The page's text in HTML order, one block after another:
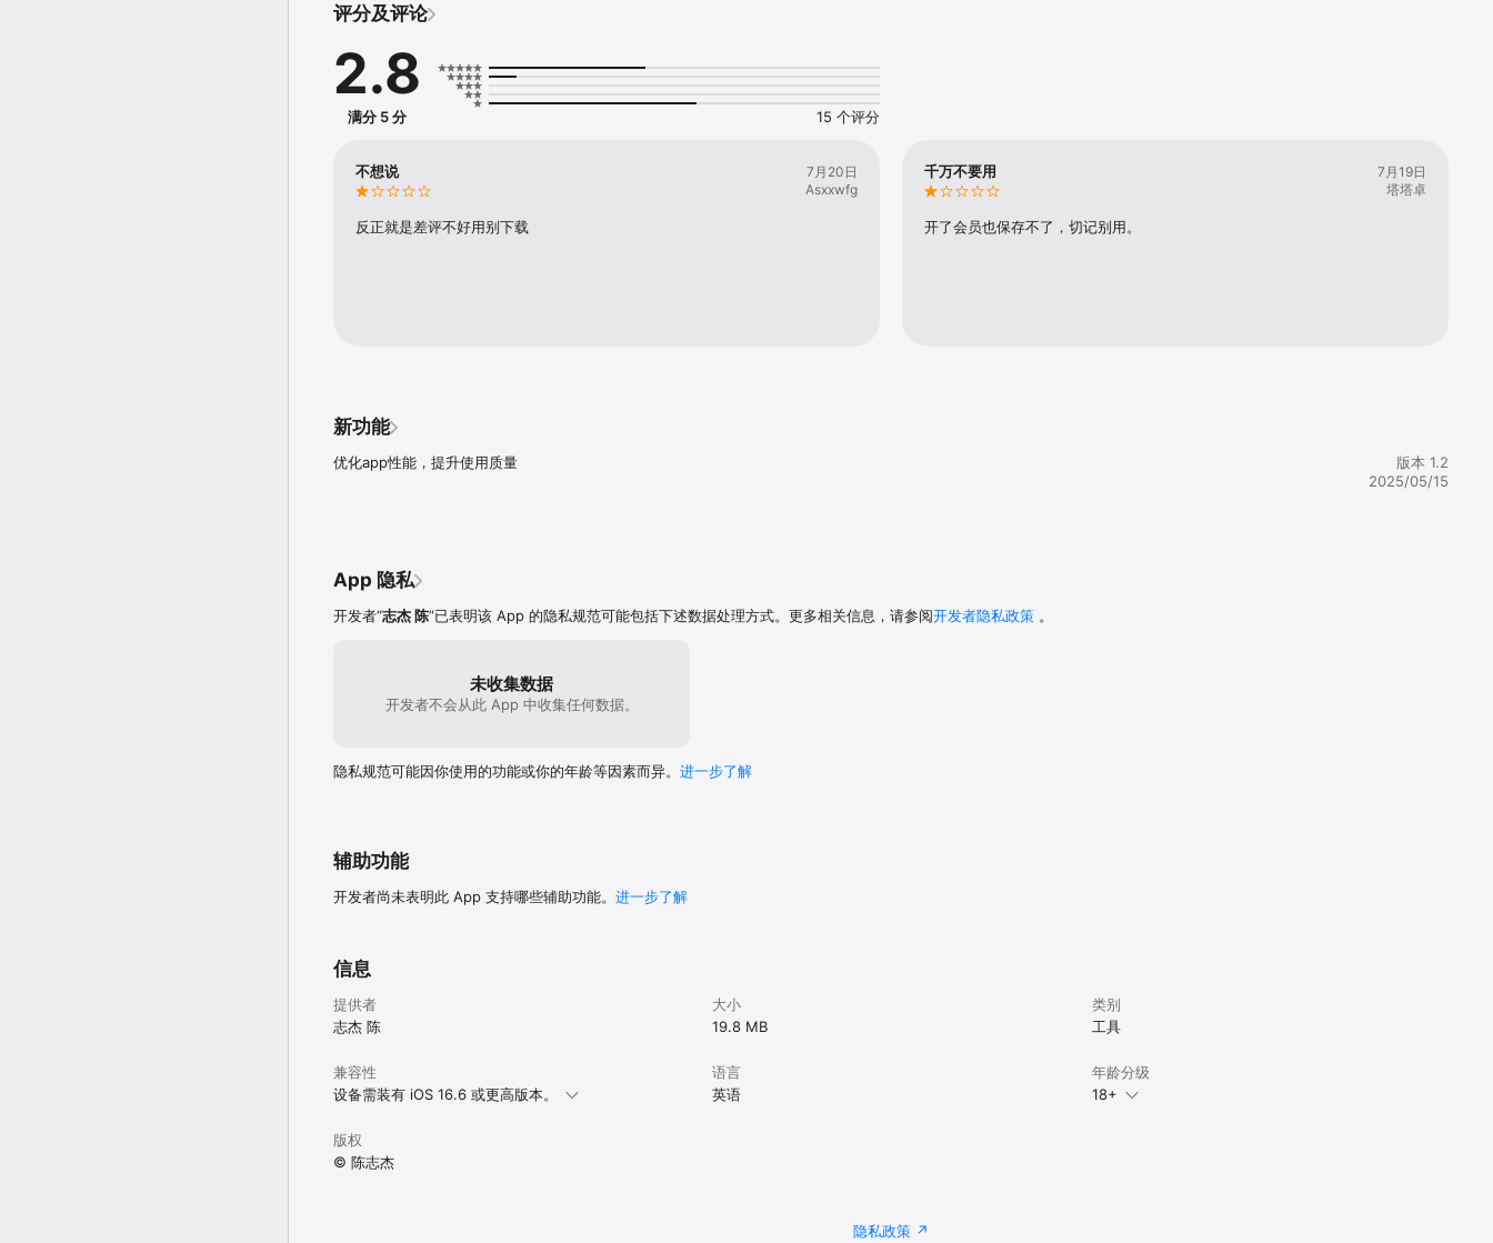
评分及评论
2.8
满分 5 分 15 个评分
不想说
7月20日
Asxxwfg
反正就是差评不好用别下载
千万不要用
7月19日
塔塔卓
开了会员也保存不了，切记别用。
新功能
优化app性能，提升使用质量
版本 1.2
2025/05/15
App 隐私
开发者“志杰 陈”已表明该 App 的隐私规范可能包括下述数据处理方式。更多相关信息，请参阅开发者隐私政策 。
未收集数据
开发者不会从此 App 中收集任何数据。
隐私规范可能因你使用的功能或你的年龄等因素而异。 进一步了解
辅助功能
开发者尚未表明此 App 支持哪些辅助功能。 进一步了解
信息
提供者
志杰 陈
大小
19.8 MB
类别
工具
兼容性
设备需装有 iOS 16.6 或更高版本。
语言
英语
年龄分级
18+
版权
© 陈志杰
隐私政策